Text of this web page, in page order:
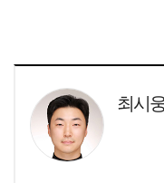
최시